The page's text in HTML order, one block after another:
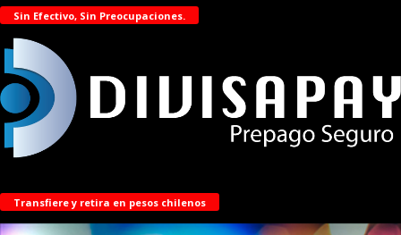
Sin Efectivo, Sin Preocupaciones.
Transfiere y retira en pesos chilenos